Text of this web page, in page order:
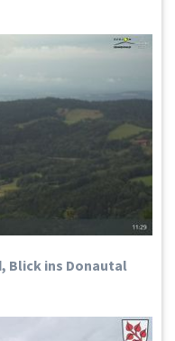
Blick ins Donautal